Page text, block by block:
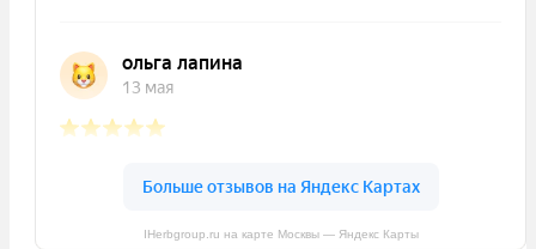
IHerbgroup.ru на карте Москвы — Яндекс Карты